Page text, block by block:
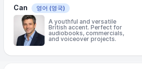
Can 영어 (영국)
A youthful and versatile
British accent. Perfect for
audiobooks, commercials,
and voiceover projects.